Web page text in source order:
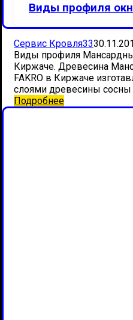
Виды профиля
Сервис Кровля33
Виды профиля
Киржаче. Древесина
FAKRO в Киржаче
слоями древесины сосны
Подробнее